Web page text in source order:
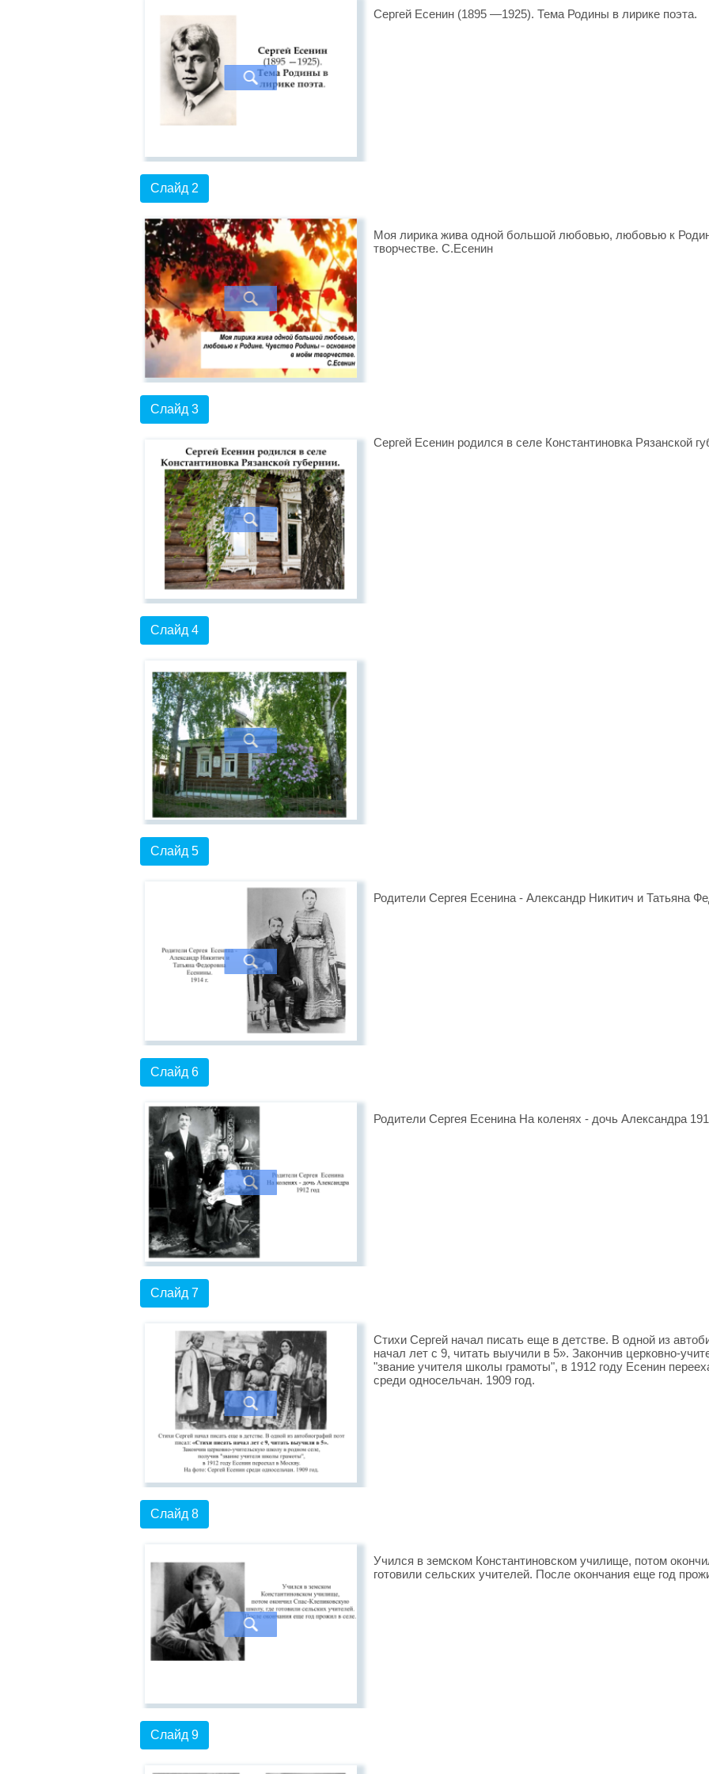
Сергей Есенин (1895 —1925). Тема Родины в лирике поэта.
Слайд 2
Моя лирика жива одной большой любовью, любовью к
творчестве. С.Есенин
Слайд 3
Сергей Есенин родился в селе Константиновка Рязанской
Слайд 4
Слайд 5
Родители Сергея Есенина - Александр Никитич и Татьяна
Слайд 6
Родители Сергея Есенина На коленях - дочь Александра
Слайд 7
Стихи Сергей начал писать еще в детстве. В одной из
начал лет с 9, читать выучили в 5». Закончив церковно-
"звание учителя школы грамоты", в 1912 году Есенин
среди односельчан. 1909 год.
Слайд 8
Учился в земском Константиновском училище, потом
готовили сельских учителей. После окончания еще год
Слайд 9